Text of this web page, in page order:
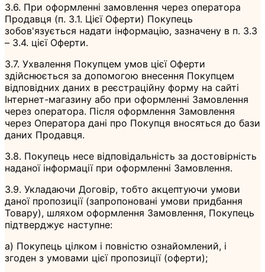
3.6. При оформленні замовлення через оператора
Продавця (п. 3.1. Цієї Оферти) Покупець
зобов'язується надати інформацію, зазначену в п. 3.3
– 3.4. цієї Оферти.
3.7. Ухвалення Покупцем умов цієї Оферти
здійснюється за допомогою внесення Покупцем
відповідних даних в реєстраційну форму на сайті
Інтернет-магазину або при оформленні Замовлення
через оператора. Після оформлення Замовлення
через Оператора дані про Покупця вносяться до бази
даних Продавця.
3.8. Покупець несе відповідальність за достовірність
наданої інформації при оформленні Замовлення.
3.9. Укладаючи Договір, тобто акцептуючи умови
даної пропозиції (запропоновані умови придбання
Товару), шляхом оформлення Замовлення, Покупець
підтверджує наступне:
а) Покупець цілком і повністю ознайомлений, і
згоден з умовами цієї пропозиції (оферти);